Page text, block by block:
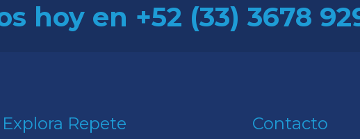
hoy en +52 (33) 3678
Explora Repete Contacto